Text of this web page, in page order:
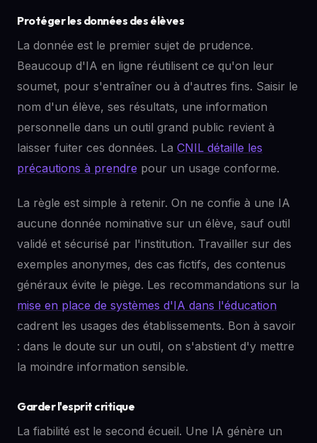
Protéger les données des élèves
La donnée est le premier sujet de prudence.
Beaucoup d'IA en ligne réutilisent ce qu'on leur
soumet, pour s'entraîner ou à d'autres fins. Saisir le
nom d'un élève, ses résultats, une information
personnelle dans un outil grand public revient à
laisser fuiter ces données. La CNIL détaille les
précautions à prendre pour un usage conforme.
La règle est simple à retenir. On ne confie à une IA
aucune donnée nominative sur un élève, sauf outil
validé et sécurisé par l'institution. Travailler sur des
exemples anonymes, des cas fictifs, des contenus
généraux évite le piège. Les recommandations sur la
mise en place de systèmes d'IA dans l'éducation
cadrent les usages des établissements. Bon à savoir
: dans le doute sur un outil, on s'abstient d'y mettre
la moindre information sensible.
Garder l'esprit critique
La fiabilité est le second écueil. Une IA génère un